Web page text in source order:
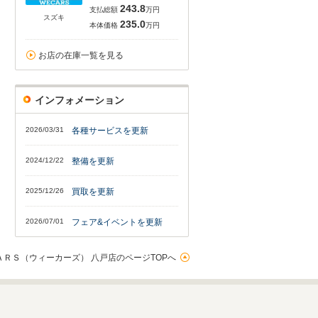
スズキ
支払総額 243.8万円
本体価格 235.0万円
お店の在庫一覧を見る
インフォメーション
2026/03/31 各種サービスを更新
2024/12/22 整備を更新
2025/12/26 買取を更新
2026/07/01 フェア&イベントを更新
ＲＳ（ウィーカーズ） 八戸店のページTOPへ